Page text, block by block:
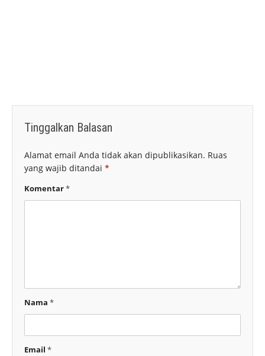
Tinggalkan Balasan
Alamat email Anda tidak akan dipublikasikan. Ruas
yang wajib ditandai *
Komentar*
Nama *
Email *